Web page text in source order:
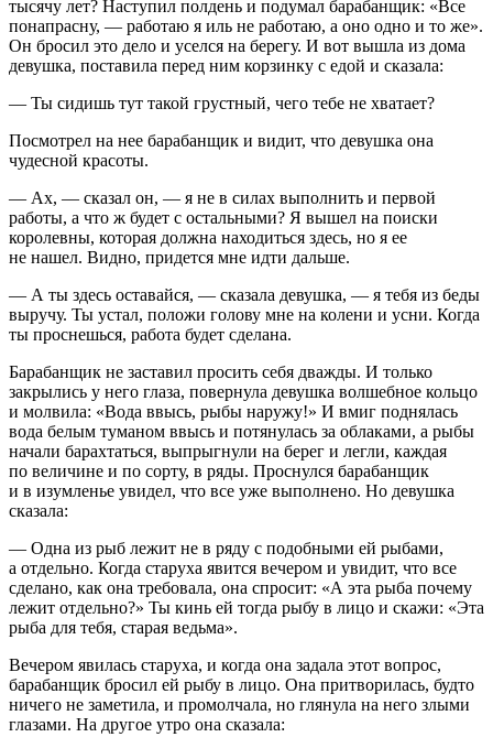
тысячу лет? Наступил полдень и подумал барабанщик: «Все
понапрасну, — работаю я иль не работаю, а оно одно и то же».
Он бросил это дело и уселся на берегу. И вот вышла из дома
девушка, поставила перед ним корзинку с едой и сказала:
— Ты сидишь тут такой грустный, чего тебе не хватает?
Посмотрел на нее барабанщик и видит, что девушка она
чудесной красоты.
— Ах, — сказал он, — я не в силах выполнить и первой
работы, а что ж будет с остальными? Я вышел на поиски
королевны, которая должна находиться здесь, но я ее
не нашел. Видно, придется мне идти дальше.
— А ты здесь оставайся, — сказала девушка, — я тебя из беды
выручу. Ты устал, положи голову мне на колени и усни. Когда
ты проснешься, работа будет сделана.
Барабанщик не заставил просить себя дважды. И только
закрылись у него глаза, повернула девушка волшебное кольцо
и молвила: «Вода ввысь, рыбы наружу!» И вмиг поднялась
вода белым туманом ввысь и потянулась за облаками, а рыбы
начали барахтаться, выпрыгнули на берег и легли, каждая
по величине и по сорту, в ряды. Проснулся барабанщик
и в изумленье увидел, что все уже выполнено. Но девушка
сказала:
— Одна из рыб лежит не в ряду с подобными ей рыбами,
а отдельно. Когда старуха явится вечером и увидит, что все
сделано, как она требовала, она спросит: «А эта рыба почему
лежит отдельно?» Ты кинь ей тогда рыбу в лицо и скажи: «Эта
рыба для тебя, старая ведьма».
Вечером явилась старуха, и когда она задала этот вопрос,
барабанщик бросил ей рыбу в лицо. Она притворилась, будто
ничего не заметила, и промолчала, но глянула на него злыми
глазами. На другое утро она сказала: